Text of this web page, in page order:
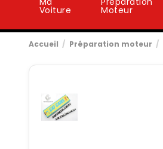
Voiture Moteur
Accueil Préparation moteur